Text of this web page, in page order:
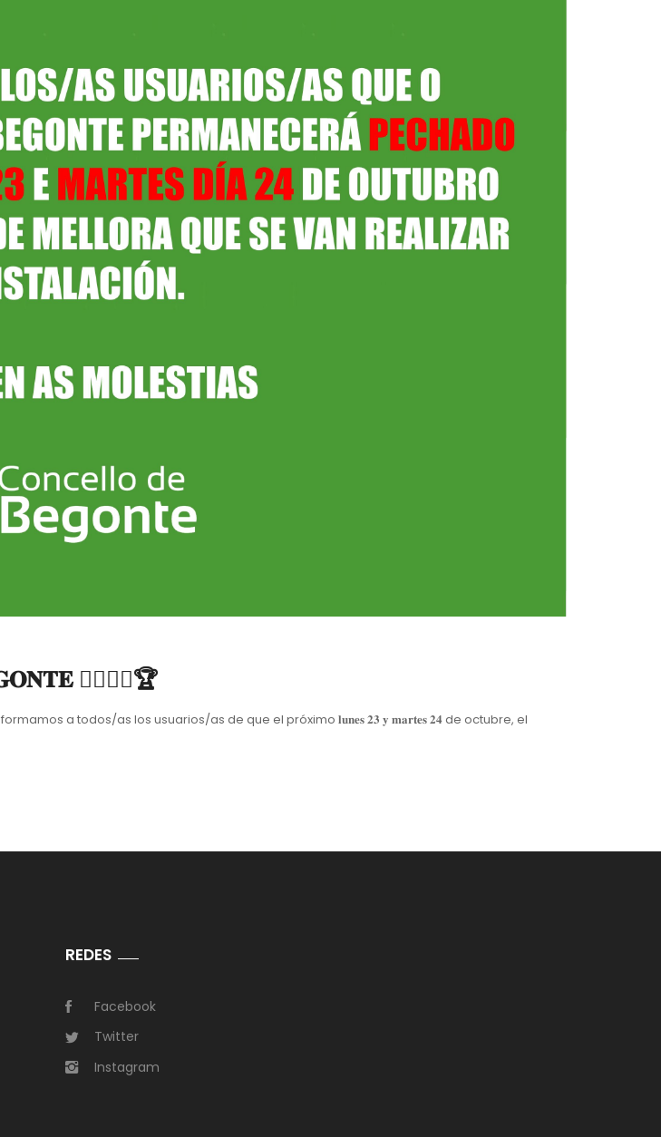
🤸‍♀️🏋️‍♀️🏆
a todos/as los usuarios/as de que el próximo 𝐥𝐮𝐧𝐞𝐬 𝟐𝟑 𝐲 𝐦𝐚𝐫𝐭𝐞𝐬 𝟐𝟒 de octubre, el
REDES
Facebook
Twitter
Instagram